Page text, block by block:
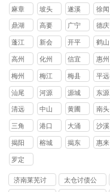
区
区
县
县
麻章
区
坡头
区
遂溪
县
徐闻
县
鼎湖
区
高要
区
广宁
县
德庆
县
蓬江
区
新会
区
开平
县
鹤山
县
高州
市
化州
市
信宜
市
惠州
梅州
梅江
区
梅县
区
平远
县
汕尾 河源
源城
区
东源
县
清远 中山
黄圃
镇
南头
镇
三角
镇
港口
镇
大涌
镇
沙溪
镇
揭阳
榕城
揭东
惠来
罗定
市
济南莱芜讨
太仓讨债公